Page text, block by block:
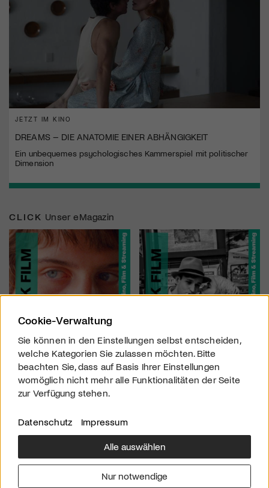
JETZT IM KINO
DREAMS – DIE ANATOMIE EINER ABHÄNGIGKEIT
Ein unbequemes psychologisches Kammerspiel mit politischer
Dimension
CLICK Unser eMagazin
Über uns
Downloads
Werben
Impressum
Cookie-Verwaltung
Sie können in den Einstellungen selbst entscheiden,
welche Kategorien Sie zulassen möchten. Bitte
beachten Sie, dass auf Basis Ihrer Einstellungen
womöglich nicht mehr alle Funktionalitäten der Seite
zur Verfügung stehen.
Datenschutz Impressum
Alle auswählen
Nur notwendige